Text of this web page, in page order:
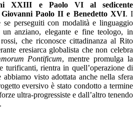
XXIII e Paolo VI al sedicente
Giovanni Paolo II e Benedetto XVI. I
perseguiti con modalità e linguaggio
anziano, elegante e fine teologo, in
che riconosce cittadinanza al Rito
eresiarca globalista che non celebra
Pontificum, mentre promulga la
turificanti, rientra in quell’operazione di
visto adottata anche nella sfera
eversivo è stato condotto a termine
ultra-progressiste e dall’altro tenendo